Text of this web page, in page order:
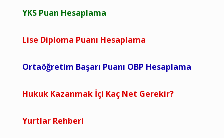
YKS Puan Hesaplama
Lise Diploma Puanı Hesaplama
Ortaöğretim Başarı Puanı OBP Hesaplama
Hukuk Kazanmak İçi Kaç Net Gerekir?
Yurtlar Rehberi